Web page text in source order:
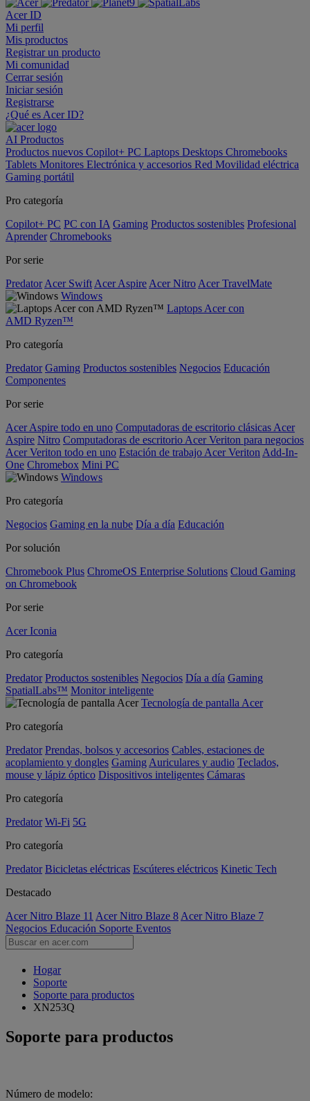
Acer ID
Mi perfil
Mis productos
Registrar un producto
Mi comunidad
Cerrar sesión
Iniciar sesión
Registrarse
¿Qué es Acer ID?
AI Productos
Productos nuevos Copilot+ PC Laptops Desktops Chromebooks
Tablets Monitores Electrónica y accesorios Red Movilidad eléctrica
Gaming portátil
Pro categoría
Copilot+ PC PC con IA Gaming Productos sostenibles Profesional
Aprender Chromebooks
Por serie
Predator Acer Swift Acer Aspire Acer Nitro Acer TravelMate
Windows
Laptops Acer con
AMD Ryzen™
Pro categoría
Predator Gaming Productos sostenibles Negocios Educación
Componentes
Por serie
Acer Aspire todo en uno Computadoras de escritorio clásicas Acer
Aspire Nitro Computadoras de escritorio Acer Veriton para negocios
Acer Veriton todo en uno Estación de trabajo Acer Veriton Add-In-
One Chromebox Mini PC
Windows
Pro categoría
Negocios Gaming en la nube Día a día Educación
Por solución
Chromebook Plus ChromeOS Enterprise Solutions Cloud Gaming
on Chromebook
Por serie
Acer Iconia
Pro categoría
Predator Productos sostenibles Negocios Día a día Gaming
SpatialLabs™ Monitor inteligente
Tecnología de pantalla Acer
Pro categoría
Predator Prendas, bolsos y accesorios Cables, estaciones de
acoplamiento y dongles Gaming Auriculares y audio Teclados,
mouse y lápiz óptico Dispositivos inteligentes Cámaras
Pro categoría
Predator Wi-Fi 5G
Pro categoría
Predator Bicicletas eléctricas Escúteres eléctricos Kinetic Tech
Destacado
Acer Nitro Blaze 11 Acer Nitro Blaze 8 Acer Nitro Blaze 7
Negocios Educación Soporte Eventos
Hogar
Soporte
Soporte para productos
XN253Q
Soporte para productos
Número de modelo: